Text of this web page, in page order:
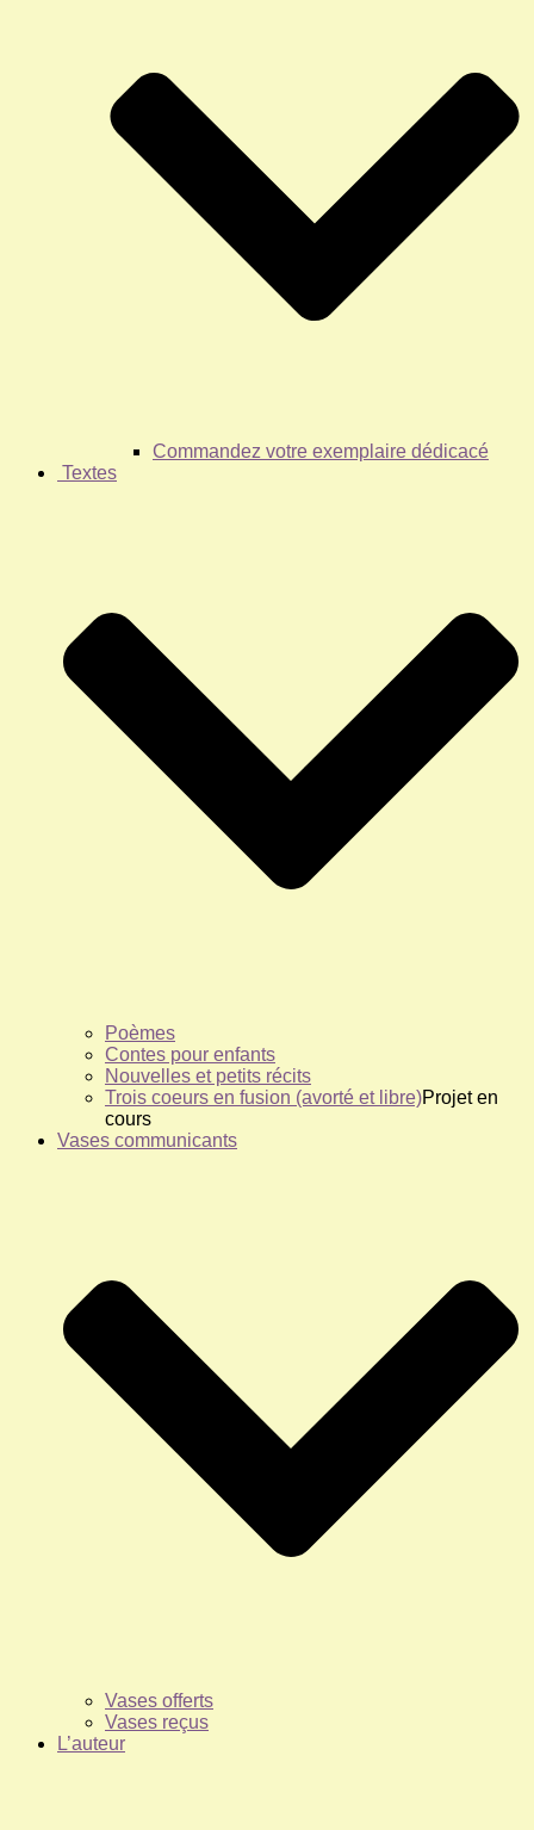
Commandez votre exemplaire dédicacé
Textes
Poèmes
Contes pour enfants
Nouvelles et petits récits
Trois coeurs en fusion (avorté et libre)Projet en
cours
Vases communicants
Vases offerts
Vases reçus
L’auteur